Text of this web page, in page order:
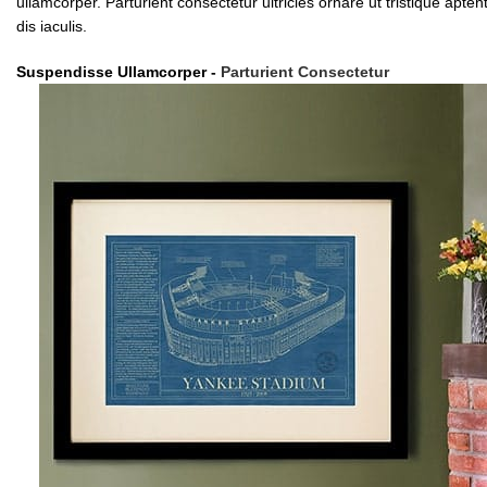
dis iaculis.
Suspendisse Ullamcorper - Parturient Consectetur